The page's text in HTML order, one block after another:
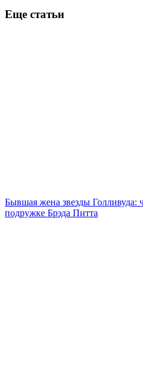
Еще статьи
Бывшая жена звезды Голливуда:
подружке Брэда Питта